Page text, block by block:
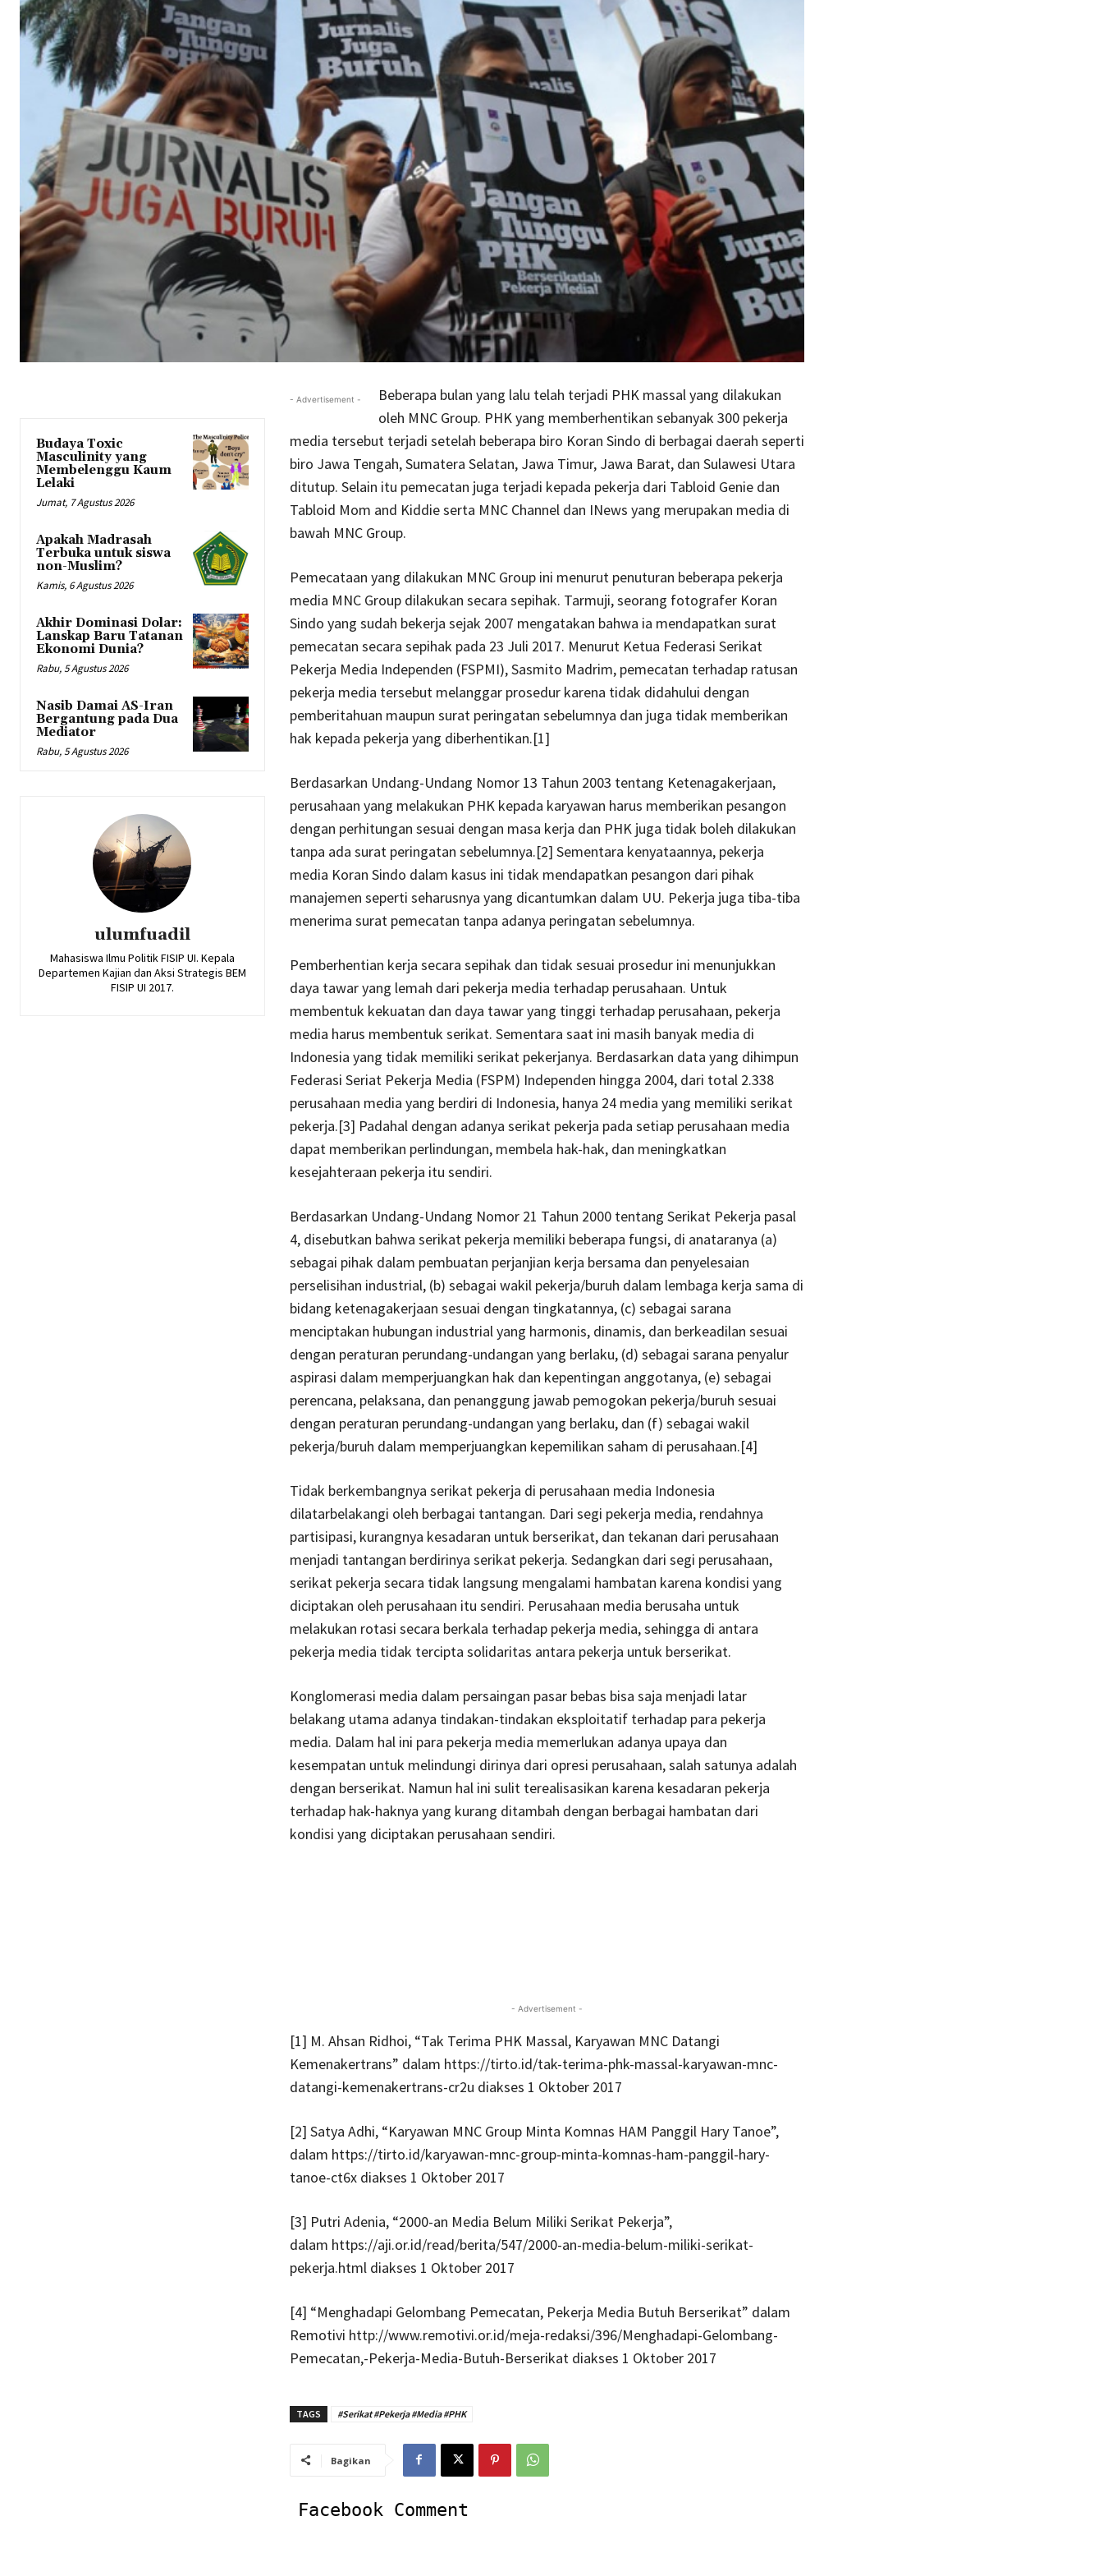
Budaya Toxic
Masculinity yang
Membelenggu Kaum
Lelaki
Jumat, 7 Agustus 2026
Apakah Madrasah
Terbuka untuk siswa
non-Muslim?
Kamis, 6 Agustus 2026
Akhir Dominasi Dolar:
Lanskap Baru Tatanan
Ekonomi Dunia?
Rabu, 5 Agustus 2026
Nasib Damai AS-Iran
Bergantung pada Dua
Mediator
Rabu, 5 Agustus 2026
ulumfuadil
Mahasiswa Ilmu Politik FISIP UI. Kepala
Departemen Kajian dan Aksi Strategis BEM
FISIP UI 2017.
- Advertisement -
Beberapa bulan yang lalu telah terjadi PHK massal yang dilakukan
oleh MNC Group. PHK yang memberhentikan sebanyak 300 pekerja
media tersebut terjadi setelah beberapa biro Koran Sindo di berbagai daerah seperti
biro Jawa Tengah, Sumatera Selatan, Jawa Timur, Jawa Barat, dan Sulawesi Utara
ditutup. Selain itu pemecatan juga terjadi kepada pekerja dari Tabloid Genie dan
Tabloid Mom and Kiddie serta MNC Channel dan INews yang merupakan media di
bawah MNC Group.
Pemecataan yang dilakukan MNC Group ini menurut penuturan beberapa pekerja
media MNC Group dilakukan secara sepihak. Tarmuji, seorang fotografer Koran
Sindo yang sudah bekerja sejak 2007 mengatakan bahwa ia mendapatkan surat
pemecatan secara sepihak pada 23 Juli 2017. Menurut Ketua Federasi Serikat
Pekerja Media Independen (FSPMI), Sasmito Madrim, pemecatan terhadap ratusan
pekerja media tersebut melanggar prosedur karena tidak didahului dengan
pemberitahuan maupun surat peringatan sebelumnya dan juga tidak memberikan
hak kepada pekerja yang diberhentikan.[1]
Berdasarkan Undang-Undang Nomor 13 Tahun 2003 tentang Ketenagakerjaan,
perusahaan yang melakukan PHK kepada karyawan harus memberikan pesangon
dengan perhitungan sesuai dengan masa kerja dan PHK juga tidak boleh dilakukan
tanpa ada surat peringatan sebelumnya.[2] Sementara kenyataannya, pekerja
media Koran Sindo dalam kasus ini tidak mendapatkan pesangon dari pihak
manajemen seperti seharusnya yang dicantumkan dalam UU. Pekerja juga tiba-tiba
menerima surat pemecatan tanpa adanya peringatan sebelumnya.
Pemberhentian kerja secara sepihak dan tidak sesuai prosedur ini menunjukkan
daya tawar yang lemah dari pekerja media terhadap perusahaan. Untuk
membentuk kekuatan dan daya tawar yang tinggi terhadap perusahaan, pekerja
media harus membentuk serikat. Sementara saat ini masih banyak media di
Indonesia yang tidak memiliki serikat pekerjanya. Berdasarkan data yang dihimpun
Federasi Seriat Pekerja Media (FSPM) Independen hingga 2004, dari total 2.338
perusahaan media yang berdiri di Indonesia, hanya 24 media yang memiliki serikat
pekerja.[3] Padahal dengan adanya serikat pekerja pada setiap perusahaan media
dapat memberikan perlindungan, membela hak-hak, dan meningkatkan
kesejahteraan pekerja itu sendiri.
Berdasarkan Undang-Undang Nomor 21 Tahun 2000 tentang Serikat Pekerja pasal
4, disebutkan bahwa serikat pekerja memiliki beberapa fungsi, di anataranya (a)
sebagai pihak dalam pembuatan perjanjian kerja bersama dan penyelesaian
perselisihan industrial, (b) sebagai wakil pekerja/buruh dalam lembaga kerja sama di
bidang ketenagakerjaan sesuai dengan tingkatannya, (c) sebagai sarana
menciptakan hubungan industrial yang harmonis, dinamis, dan berkeadilan sesuai
dengan peraturan perundang-undangan yang berlaku, (d) sebagai sarana penyalur
aspirasi dalam memperjuangkan hak dan kepentingan anggotanya, (e) sebagai
perencana, pelaksana, dan penanggung jawab pemogokan pekerja/buruh sesuai
dengan peraturan perundang-undangan yang berlaku, dan (f) sebagai wakil
pekerja/buruh dalam memperjuangkan kepemilikan saham di perusahaan.[4]
Tidak berkembangnya serikat pekerja di perusahaan media Indonesia
dilatarbelakangi oleh berbagai tantangan. Dari segi pekerja media, rendahnya
partisipasi, kurangnya kesadaran untuk berserikat, dan tekanan dari perusahaan
menjadi tantangan berdirinya serikat pekerja. Sedangkan dari segi perusahaan,
serikat pekerja secara tidak langsung mengalami hambatan karena kondisi yang
diciptakan oleh perusahaan itu sendiri. Perusahaan media berusaha untuk
melakukan rotasi secara berkala terhadap pekerja media, sehingga di antara
pekerja media tidak tercipta solidaritas antara pekerja untuk berserikat.
Konglomerasi media dalam persaingan pasar bebas bisa saja menjadi latar
belakang utama adanya tindakan-tindakan eksploitatif terhadap para pekerja
media. Dalam hal ini para pekerja media memerlukan adanya upaya dan
kesempatan untuk melindungi dirinya dari opresi perusahaan, salah satunya adalah
dengan berserikat. Namun hal ini sulit terealisasikan karena kesadaran pekerja
terhadap hak-haknya yang kurang ditambah dengan berbagai hambatan dari
kondisi yang diciptakan perusahaan sendiri.
- Advertisement -
[1] M. Ahsan Ridhoi, “Tak Terima PHK Massal, Karyawan MNC Datangi
Kemenakertrans” dalam https://tirto.id/tak-terima-phk-massal-karyawan-mnc-
datangi-kemenakertrans-cr2u diakses 1 Oktober 2017
[2] Satya Adhi, “Karyawan MNC Group Minta Komnas HAM Panggil Hary Tanoe”,
dalam https://tirto.id/karyawan-mnc-group-minta-komnas-ham-panggil-hary-
tanoe-ct6x diakses 1 Oktober 2017
[3] Putri Adenia, “2000-an Media Belum Miliki Serikat Pekerja”,
dalam https://aji.or.id/read/berita/547/2000-an-media-belum-miliki-serikat-
pekerja.html diakses 1 Oktober 2017
[4] “Menghadapi Gelombang Pemecatan, Pekerja Media Butuh Berserikat” dalam
Remotivi http://www.remotivi.or.id/meja-redaksi/396/Menghadapi-Gelombang-
Pemecatan,-Pekerja-Media-Butuh-Berserikat diakses 1 Oktober 2017
TAGS #Serikat #Pekerja #Media #PHK
Bagikan
Facebook Comment